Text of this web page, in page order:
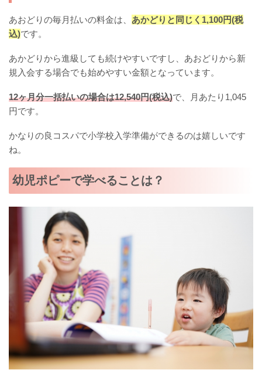
あおどりの毎月払いの料金は、 あかどりと同じく1,100円(税
込)です。
あかどりから進級しても続けやすいですし、あおどりから新
規入会する場合でも始めやすい金額となっています。
12ヶ月分一括払いの場合は12,540円(税込)で、月あたり1,045
円です。
かなりの良コスパで小学校入学準備ができるのは嬉しいです
ね。
幼児ポピーで学べることは？